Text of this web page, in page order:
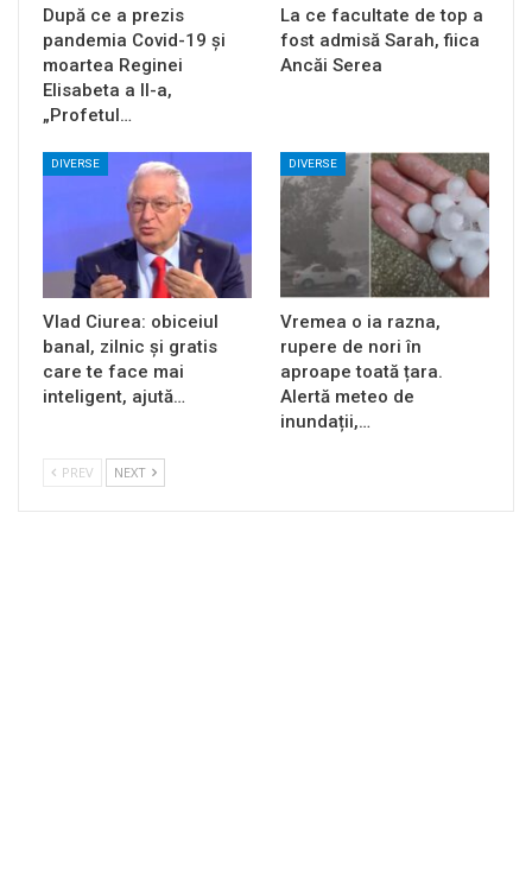
După ce a prezis
pandemia Covid-19 și
moartea Reginei
Elisabeta a II-a,
„Profetul…
La ce facultate de top a
fost admisă Sarah, fiica
Ancăi Serea
DIVERSE
Vlad Ciurea: obiceiul
banal, zilnic și gratis
care te face mai
inteligent, ajută…
DIVERSE
Vremea o ia razna,
rupere de nori în
aproape toată țara.
Alertă meteo de
inundații,…
PREV NEXT